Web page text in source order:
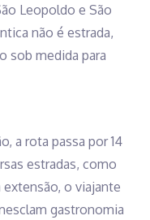
Leopoldo e São
não é estrada,
sob medida para
a rota passa por 14
estradas, como
extensão, o viajante
gastronomia